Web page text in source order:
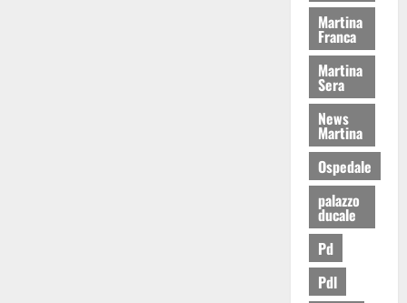
Martina
Franca
Martina
Sera
News
Martina
Ospedale
palazzo
ducale
Pd
Pdl